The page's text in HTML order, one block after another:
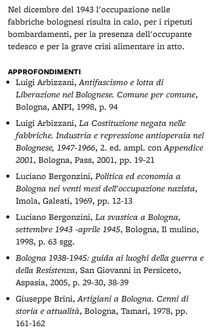
Nel dicembre del 1943 l'occupazione nelle
fabbriche bolognesi risulta in calo, per i ripetuti
bombardamenti, per la presenza dell'occupante
tedesco e per la grave crisi alimentare in atto.
APPROFONDIMENTI
Luigi Arbizzani,Antifascismo e lotta di
Liberazione nel Bolognese. Comune per comune,
Bologna, ANPI, 1998, p. 94
Luigi Arbizzani, La Costituzione negata nelle
fabbriche. Industria e repressione antioperaia nel
Bolognese, 1947-1966, 2. ed. ampl. conAppendice
2001, Bologna, Pass, 2001, pp. 19-21
Luciano Bergonzini, Politica ed economia a
Bologna nei venti mesi dell'occupazione nazista,
Imola, Galeati, 1969, pp. 12-13
Luciano Bergonzini, La svastica a Bologna,
settembre 1943 -aprile 1945, Bologna, Il mulino,
1998, p. 63 sgg.
Bologna 1938-1945: guida ai luoghi della guerra e
della Resistenza, San Giovanni in Persiceto,
Aspasia, 2005, p. 29-30, 38-39
Giuseppe Brini,Artigiani a Bologna. Cenni di
storia e attualità, Bologna, Tamari, 1978, pp.
161-162